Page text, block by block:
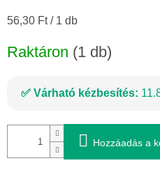
Egységár:
56,30 Ft / 1 db
Raktáron (1 db)
Várható kézbesítés:
Hozzáadás a